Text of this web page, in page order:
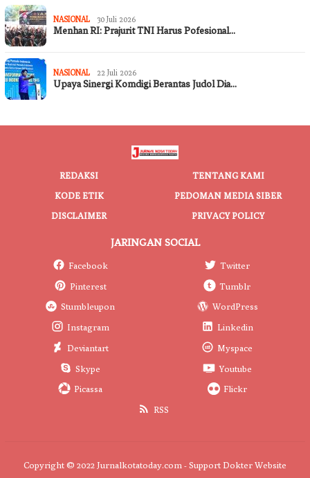
NASIONAL 30 Juli 2026
Menhan RI: Prajurit TNI Harus Pofesional…
NASIONAL 22 Juli 2026
Upaya Sinergi Komdigi Berantas Judol Dia…
REDAKSI
TENTANG KAMI
KODE ETIK
PEDOMAN MEDIA SIBER
DISCLAIMER
PRIVACY POLICY
JARINGAN SOCIAL
Facebook
Twitter
Pinterest
Tumblr
Stumbleupon
WordPress
Instagram
Linkedin
Deviantart
Myspace
Skype
Youtube
Picassa
Flickr
RSS
Copyright © 2022 Jurnalkotatoday.com - Support Dokter Website